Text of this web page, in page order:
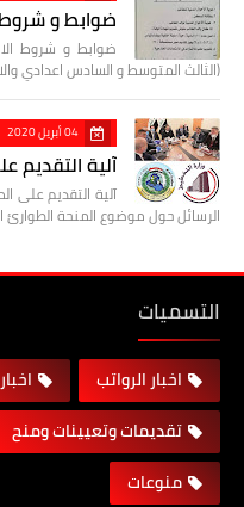
ضوابط و شروط
ضوابط و شروط
(الثالث المتوسط و السادس اعدادي والابتدائي )
04 أبريل 2020
آلية التقديم
آلية التقديم على
الرسائل حول موضوع المنحة
التسميات
اخبار الرواتب
تقديمات وتعيينات ومنح
منوعات